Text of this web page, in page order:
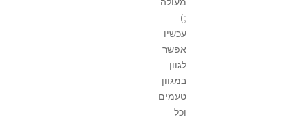
;)
עכשיו
אפשר
לגוון
במגוון
טעמים
וכל